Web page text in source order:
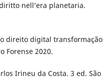
nell’era planetaria.
direito digital transformação
Forense 2020.
Irineu da Costa. 3 ed. São